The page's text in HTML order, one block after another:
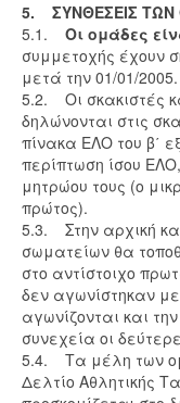
5. ΣΥΝΘΕΣΕΙΣ
5.1. Οι ομάδες
συμμετοχής έχουν
μετά την 01/01/2005.
5.2. Οι σκακιστές
δηλώνονται στις
πίνακα ΕΛΟ του β΄
περίπτωση ίσου
μητρώου τους (ο
πρώτος).
5.3. Στην αρχική
σωματείων θα
στο αντίστοιχο
δεν αγωνίστηκαν
αγωνίζονται και
συνεχεία οι
5.4. Τα μέλη των
Δελτίο Αθλητικής